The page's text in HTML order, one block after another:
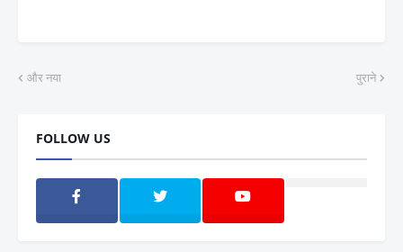
और नया पुराने
FOLLOW US